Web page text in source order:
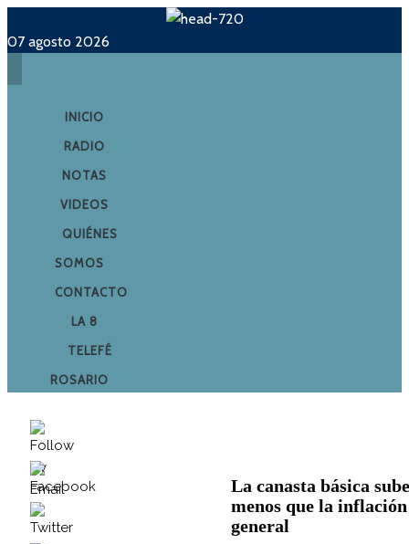
07 agosto 2026
INICIO
RADIO
NOTAS
VIDEOS
QUIÉNES
SOMOS
CONTACTO
LA 8
TELEFÉ
ROSARIO
La canasta básica sube
menos que la inflación
general